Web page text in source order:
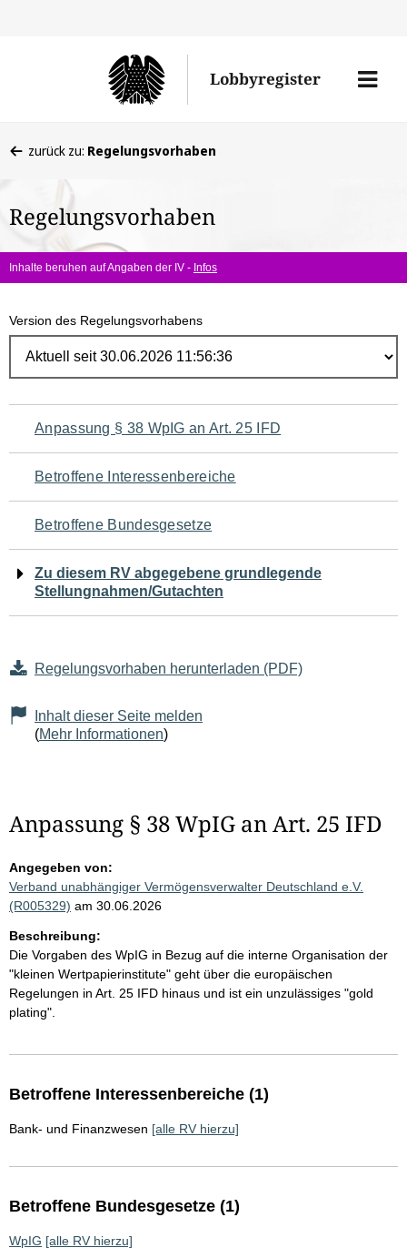
Lobbyregister
Menü
befinden
hier:
zurück zu: Regelungsvorhaben
Regelungsvorhaben
Inhalte beruhen auf Angaben der IV - Infos
Version des Regelungsvorhabens
Navigation
für
den
Seiteninhalt
Anpassung § 38 WpIG an Art. 25 IFD
Betroffene Interessenbereiche
Betroffene Bundesgesetze
Zu diesem RV abgegebene grundlegende
Stellungnahmen/Gutachten
Regelungsvorhaben herunterladen (PDF)
Inhalt dieser Seite melden
(Mehr Informationen)
Anpassung § 38 WpIG an Art. 25 IFD
Angegeben von:
Verband unabhängiger Vermögensverwalter Deutschland e.V.
(R005329) am 30.06.2026
Beschreibung:
Die Vorgaben des WpIG in Bezug auf die interne Organisation der
"kleinen Wertpapierinstitute" geht über die europäischen
Regelungen in Art. 25 IFD hinaus und ist ein unzulässiges "gold
plating".
Betroffene Interessenbereiche (1)
Bank- und Finanzwesen [alle RV hierzu]
Betroffene Bundesgesetze (1)
WpIG [alle RV hierzu]